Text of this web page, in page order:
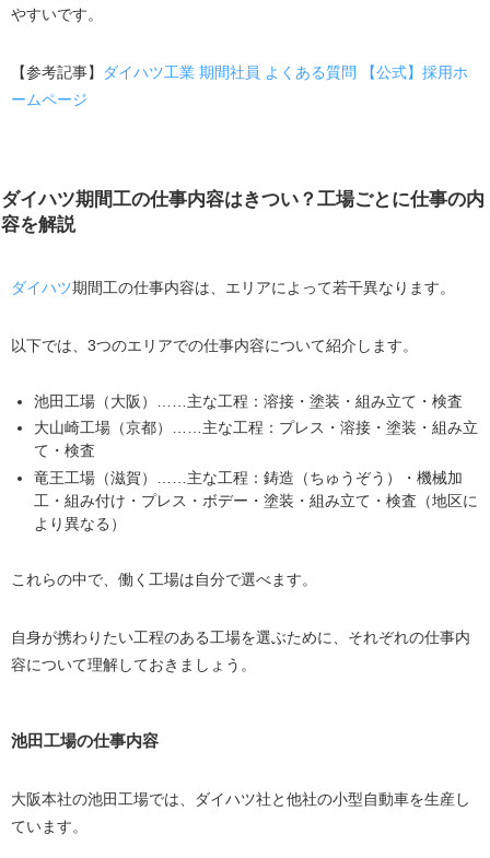
やすいです。
【参考記事】
ダイハツ工業 期間社員 よくある質問 【公式】採用ホ
ームページ
ダイハツ期間工の仕事内容はきつい？工場ごとに仕事の内
容を解説
ダイハツ期間工の仕事内容は、エリアによって若干異なります。
以下では、3つのエリアでの仕事内容について紹介します。
池田工場（大阪）……主な工程：溶接・塗装・組み立て・検査
大山崎工場（京都）……主な工程：プレス・溶接・塗装・組み立
て・検査
竜王工場（滋賀）……主な工程：鋳造（ちゅうぞう）・機械加
工・組み付け・プレス・ボデー・塗装・組み立て・検査（地区に
より異なる）
これらの中で、働く工場は自分で選べます。
自身が携わりたい工程のある工場を選ぶために、それぞれの仕事内
容について理解しておきましょう。
池田工場の仕事内容
大阪本社の池田工場では、ダイハツ社と他社の小型自動車を生産し
ています。